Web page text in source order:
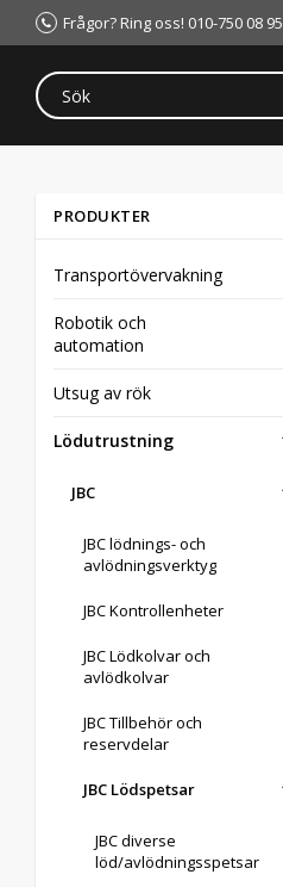
Frågor? Ring oss! 010-750 08 95
PRODUKTER
Transportövervakning
Robotik och
automation
Utsug av rök
Lödutrustning
JBC
JBC lödnings- och
avlödningsverktyg
JBC Kontrollenheter
JBC Lödkolvar och
avlödkolvar
JBC Tillbehör och
reservdelar
JBC Lödspetsar
JBC diverse
löd/avlödningsspetsar